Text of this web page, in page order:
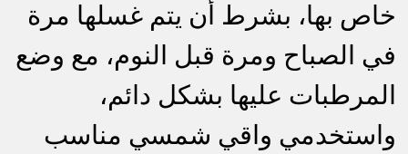
خاص بها، بشرط أن يتم غسلها مرة
في الصباح ومرة قبل النوم، مع وضع
المرطبات عليها بشكل دائم،
واستخدمي واقي شمسي مناسب